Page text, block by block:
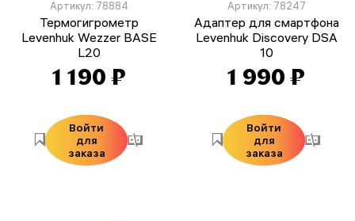
Артикул: 78884
Термогигрометр
Levenhuk Wezzer BASE
L20
1 190 ₽
Войти
для
заказа
Артикул: 78247
Адаптер для смартфона
Levenhuk Discovery DSA
10
1 990 ₽
Войти
для
заказа